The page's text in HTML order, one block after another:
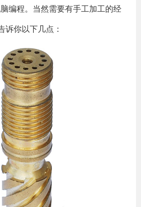
编程。当然需要有手工加工的经
诉你以下几点：